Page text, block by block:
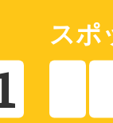
スポ